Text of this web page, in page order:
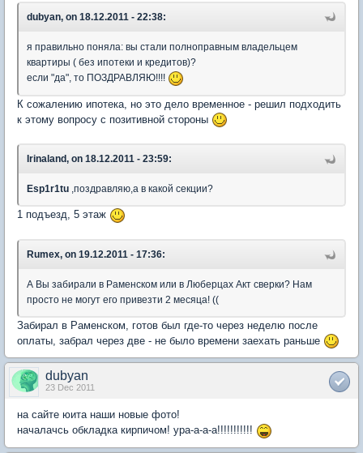
dubyan, on 18.12.2011 - 22:38:
я правильно поняла: вы стали полноправным владельцем
квартиры ( без ипотеки и кредитов)?
если "да", то ПОЗДРАВЛЯЮ!!!!
К сожалению ипотека, но это дело временное - решил подходить
к этому вопросу с позитивной стороны
Irinaland, on 18.12.2011 - 23:59:
Esp1r1tu ,поздравляю,а в какой секции?
1 подъезд, 5 этаж
Rumex, on 19.12.2011 - 17:36:
А Вы забирали в Раменском или в Люберцах Акт сверки? Нам
просто не могут его привезти 2 месяца! ((
Забирал в Раменском, готов был где-то через неделю после
оплаты, забрал через две - не было времени заехать раньше
dubyan
23 Dec 2011
на сайте юита наши новые фото!
началачсь обкладка кирпичом! ура-а-а-а!!!!!!!!!!!